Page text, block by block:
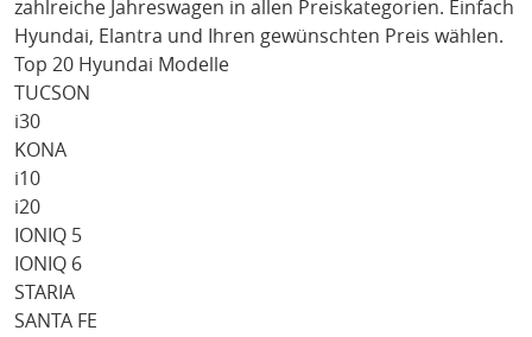
zahlreiche Jahreswagen in allen Preiskategorien. Einfach
Hyundai, Elantra und Ihren gewünschten Preis wählen.
Top 20 Hyundai Modelle
TUCSON
i30
KONA
i10
i20
IONIQ 5
IONIQ 6
STARIA
SANTA FE